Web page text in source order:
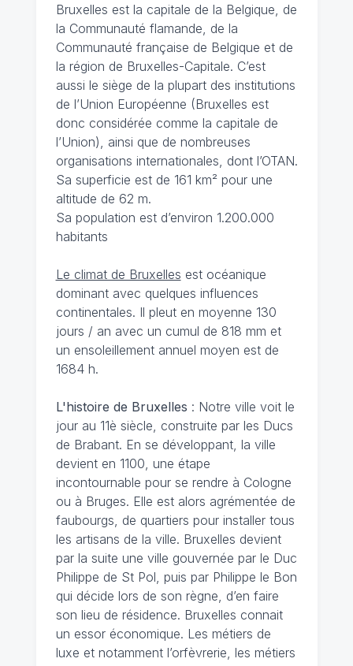
Bruxelles est la capitale de la Belgique, de
la Communauté flamande, de la
Communauté française de Belgique et de
la région de Bruxelles-Capitale. C’est
aussi le siège de la plupart des institutions
de l’Union Européenne (Bruxelles est
donc considérée comme la capitale de
l’Union), ainsi que de nombreuses
organisations internationales, dont l’OTAN.
Sa superficie est de 161 km² pour une
altitude de 62 m.
Sa population est d’environ 1.200.000
habitants
Le climat de Bruxelles est océanique
dominant avec quelques influences
continentales. Il pleut en moyenne 130
jours / an avec un cumul de 818 mm et
un ensoleillement annuel moyen est de
1684 h.
L'histoire de Bruxelles : Notre ville voit le
jour au 11è siècle, construite par les Ducs
de Brabant. En se développant, la ville
devient en 1100, une étape
incontournable pour se rendre à Cologne
ou à Bruges. Elle est alors agrémentée de
faubourgs, de quartiers pour installer tous
les artisans de la ville. Bruxelles devient
par la suite une ville gouvernée par le Duc
Philippe de St Pol, puis par Philippe le Bon
qui décide lors de son règne, d’en faire
son lieu de résidence. Bruxelles connait
un essor économique. Les métiers de
luxe et notamment l’orfèvrerie, les métiers